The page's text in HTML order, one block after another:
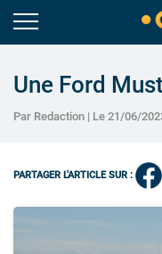
Une Ford
Par Redaction | Le 21/06/
PARTAGER L'ARTICLE SUR :